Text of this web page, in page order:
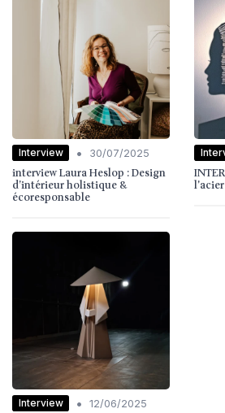
Interview • 30/07/2025
interview Laura Heslop : Design
d’intérieur holistique &
écoresponsable
Interview • 12/06/2025